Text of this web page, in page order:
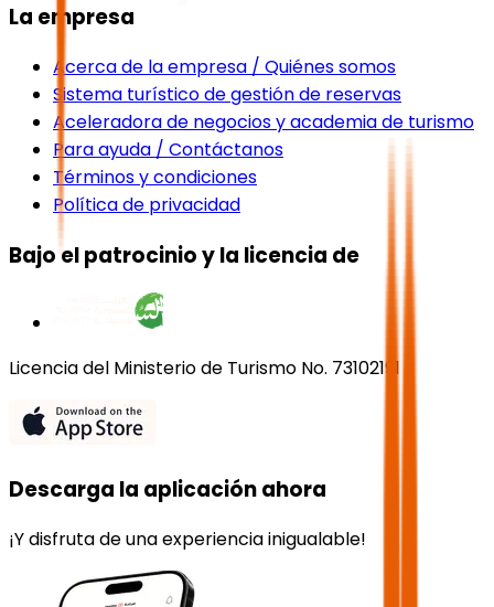
La empresa
Acerca de la empresa / Quiénes somos
Sistema turístico de gestión de reservas
Aceleradora de negocios y academia de turismo
Para ayuda / Contáctanos
Términos y condiciones
Política de privacidad
Bajo el patrocinio y la licencia de
Licencia del Ministerio de Turismo No. 73102191
Descarga la aplicación ahora
¡Y disfruta de una experiencia inigualable!